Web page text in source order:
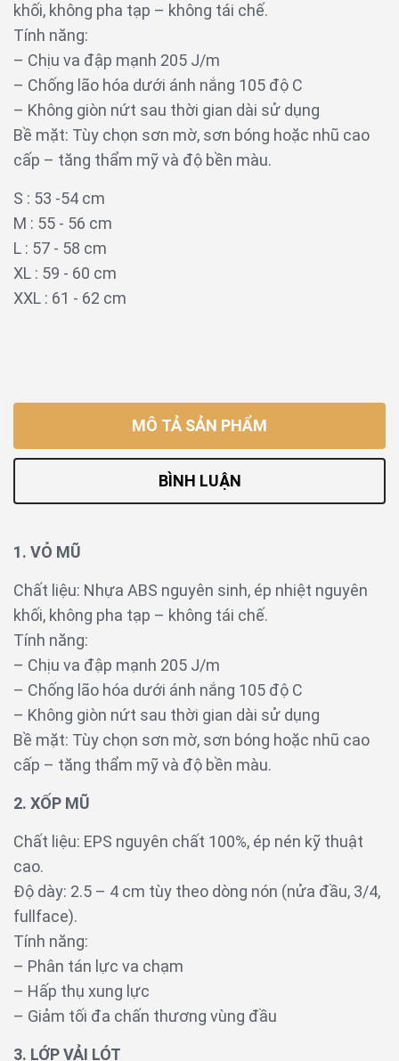
khối, không pha tạp – không tái chế.
Tính năng:
– Chịu va đập mạnh 205 J/m
– Chống lão hóa dưới ánh nắng 105 độ C
– Không giòn nứt sau thời gian dài sử dụng
Bề mặt: Tùy chọn sơn mờ, sơn bóng hoặc nhũ cao
cấp – tăng thẩm mỹ và độ bền màu.
S : 53 -54 cm
M : 55 - 56 cm
L : 57 - 58 cm
XL : 59 - 60 cm
XXL : 61 - 62 cm
MÔ TẢ SẢN PHẨM
BÌNH LUẬN
1. VỎ MŨ
Chất liệu: Nhựa ABS nguyên sinh, ép nhiệt nguyên
khối, không pha tạp – không tái chế.
Tính năng:
– Chịu va đập mạnh 205 J/m
– Chống lão hóa dưới ánh nắng 105 độ C
– Không giòn nứt sau thời gian dài sử dụng
Bề mặt: Tùy chọn sơn mờ, sơn bóng hoặc nhũ cao
cấp – tăng thẩm mỹ và độ bền màu.
2. XỐP MŨ
Chất liệu: EPS nguyên chất 100%, ép nén kỹ thuật
cao.
Độ dày: 2.5 – 4 cm tùy theo dòng nón (nửa đầu, 3/4,
fullface).
Tính năng:
– Phân tán lực va chạm
– Hấp thụ xung lực
– Giảm tối đa chấn thương vùng đầu
3. LỚP VẢI LÓT